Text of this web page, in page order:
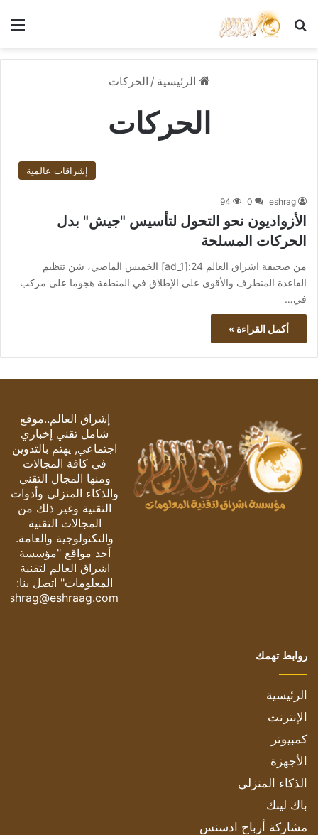
بحث عن
الرئيسية / الحركات
الحركات
إشراقات عالمية
eshrag
0
94
الأزواديون نحو التحول لتأسيس "جيش" بدل
الحركات المسلحة
من صحيفة اشراق العالم 24:[ad_1] الخميس الماضي، شن تنظيم
القاعدة المتطرف والأقوى على الإطلاق في المنطقة هجوما على مركب
في…
أكمل القراءة »
إشراق العالم..موقع
شامل تقني إخباري
اجتماعي, يهتم بالتدوين
في كافة المجالات
ومنها المجال التقني
والذكاء المنزلي وأدوات
التقنية وغير ذلك من
المجالات التقنية
والتكنولوجية والعامة.
أحد مواقع "مؤسسة
اشراق العالم لتقنية
المعلومات" اتصل بنا:
eshrag@eshraag.com
روابط تهمك
الرئيسية
الإنترنت
كمبيوتر
الأجهزة
الذكاء المنزلي
باك لينك
مشاركة أرباح ادسنس